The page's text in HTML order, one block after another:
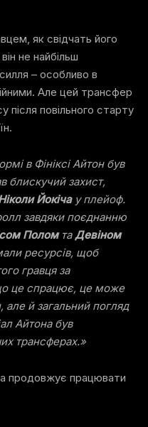
як свідчать його
не найбільш
– особливо в
Але цей трансфер
повільного старту
в Фініксі Айтон був
блискучий захист,
Йокічау плейоф.
завдяки поєднанню
Поломта Девіном
ресурсів, щоб
гравця за
це спрацює, це може
й загальний погляд
Айтона був
трансферах.»
продовжує працювати